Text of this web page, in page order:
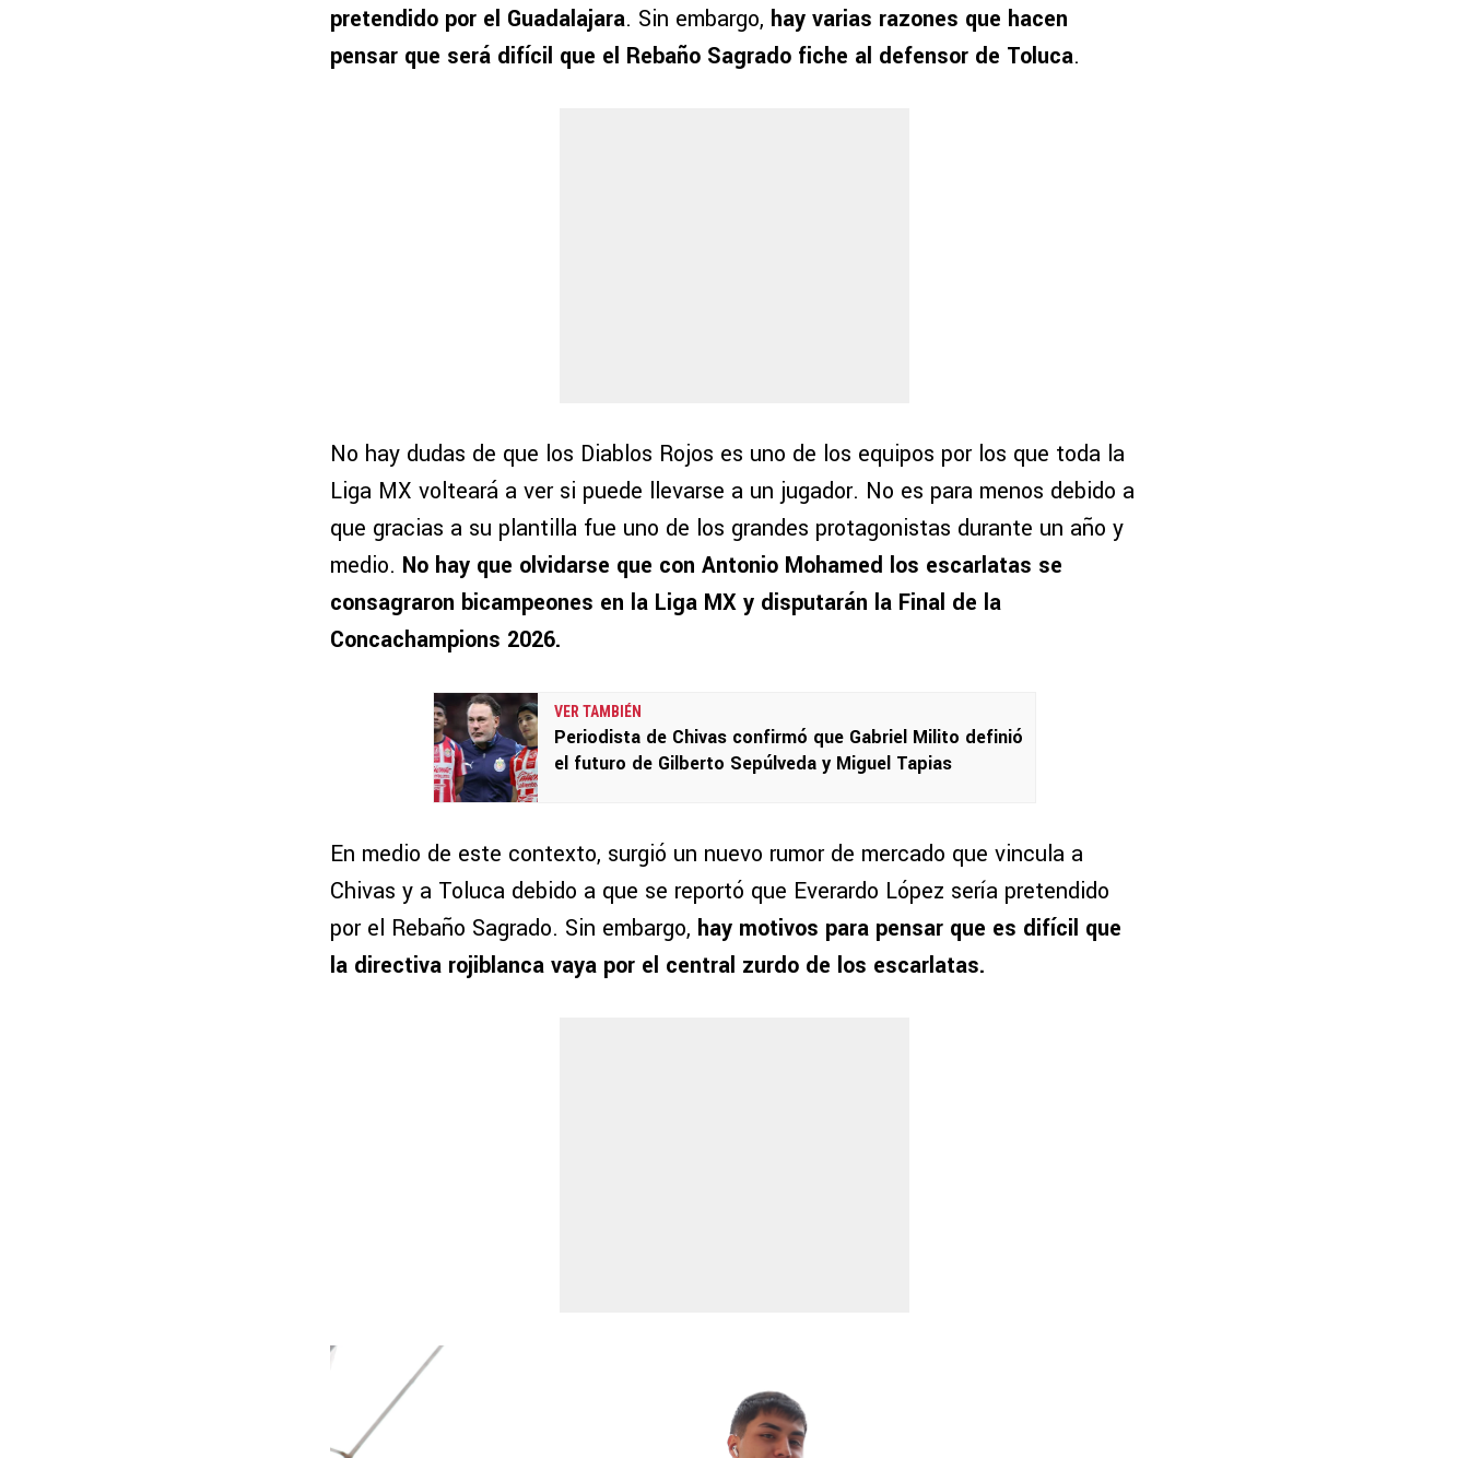
pretendido por el Guadalajara. Sin embargo, hay varias razones que hacen
pensar que será difícil que el Rebaño Sagrado fiche al defensor de Toluca.
No hay dudas de que los Diablos Rojos es uno de los equipos por los que toda la
Liga MX volteará a ver si puede llevarse a un jugador. No es para menos debido a
que gracias a su plantilla fue uno de los grandes protagonistas durante un año y
medio. No hay que olvidarse que con Antonio Mohamed los escarlatas se
consagraron bicampeones en la Liga MX y disputarán la Final de la
Concachampions 2026.
VER TAMBIÉN
Periodista de Chivas confirmó que Gabriel Milito definió
el futuro de Gilberto Sepúlveda y Miguel Tapias
En medio de este contexto, surgió un nuevo rumor de mercado que vincula a
Chivas y a Toluca debido a que se reportó que Everardo López sería pretendido
por el Rebaño Sagrado. Sin embargo, hay motivos para pensar que es difícil que
la directiva rojiblanca vaya por el central zurdo de los escarlatas.